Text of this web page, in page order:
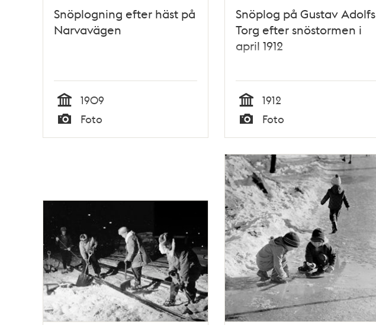
Snöplogning efter häst på
Narvavägen
Tid
1909
Typ
Foto
Snöplog på Gustav Adolfs
Torg efter snöstormen i
april 1912
Tid
1912
Typ
Foto